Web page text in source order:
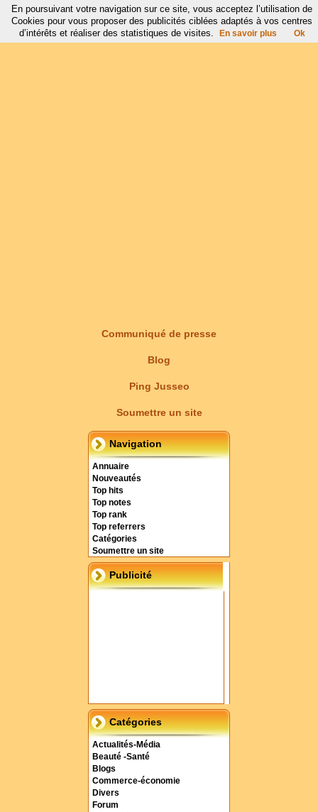
Communiqué de presse
Blog
Ping Jusseo
Soumettre un site
Navigation
Annuaire
Nouveautés
Top hits
Top notes
Top rank
Top referrers
Catégories
Soumettre un site
Publicité
Catégories
Actualités-Média
Beauté -Santé
Blogs
Commerce-économie
Divers
Forum
En poursuivant votre navigation sur ce site, vous acceptez l’utilisation de
Cookies pour vous proposer des publicités ciblées adaptés à vos centres
d’intérêts et réaliser des statistiques de visites.
En savoir plus Ok